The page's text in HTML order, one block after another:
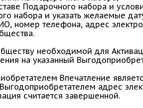
Подарочного набора и
набора и указать желаемые
номер телефона, адрес
необходимой для
на указанный
Впечатление
адрес
считается завершенной.